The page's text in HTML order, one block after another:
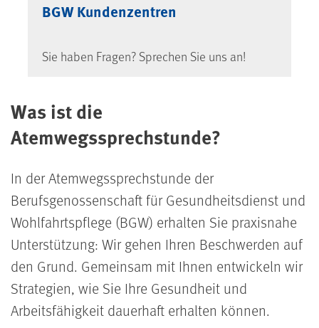
BGW Kundenzentren
Sie haben Fragen? Sprechen Sie uns an!
Was ist die
Atemwegssprechstunde?
In der Atemwegssprechstunde der
Berufsgenossenschaft für Gesundheitsdienst und
Wohlfahrtspflege (BGW) erhalten Sie praxisnahe
Unterstützung: Wir gehen Ihren Beschwerden auf
den Grund. Gemeinsam mit Ihnen entwickeln wir
Strategien, wie Sie Ihre Gesundheit und
Arbeitsfähigkeit dauerhaft erhalten können.